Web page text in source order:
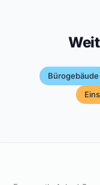
Bürogebäude